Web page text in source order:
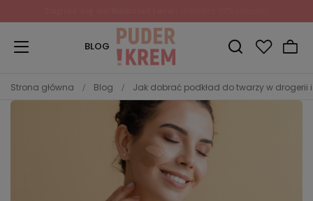
BLOG
Strona główna Blog Jak dobrać podkład do twarzy w drogerii i